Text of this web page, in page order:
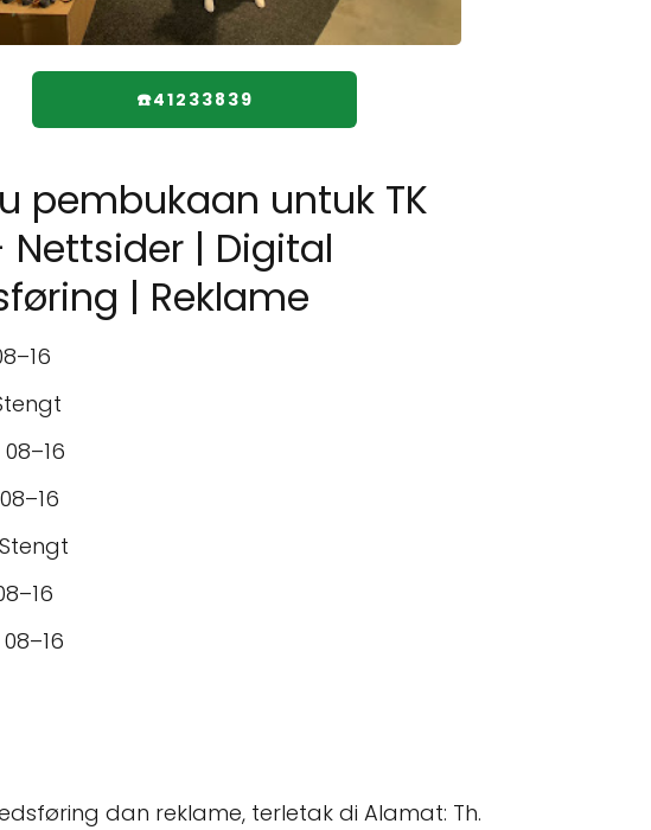
☎️41233839
pembukaan untuk TK
Nettsider | Digital
| Reklame
dan reklame, terletak di Alamat: Th.